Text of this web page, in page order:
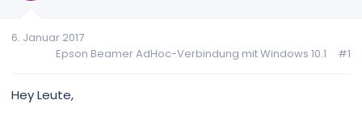
6. Januar 2017
Epson Beamer AdHoc-Verbindung mit Windows 10.1
#1
Hey Leute,